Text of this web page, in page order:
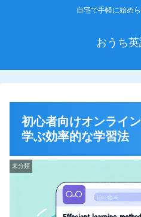
自宅で手軽に始め
おうち
初心者向けオンライ
学ぶ効率的な学習法
未分類